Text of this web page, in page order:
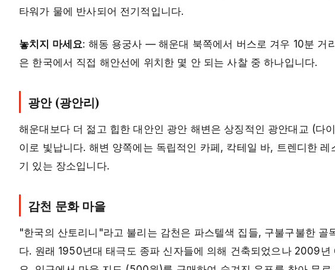
타워가 물에 반사되어 전기적입니다.
놓치지 마세요: 해동 용궁사 — 해운대 북쪽에서 버스로 겨우 10분 거
은 한국에서 직접 해안선에 위치한 몇 안 되는 사찰 중 하나입니다.
광안 (광안리)
해운대보다 더 젊고 힙한 대안인 광안 해변은 상징적인 광안대교 (다
이로 빛납니다. 해변 양쪽에는 독립적인 카페, 칵테일 바, 트렌디한
기 있는 장소입니다.
감천 문화 마을
"한국의 산토리니"라고 불리는 감천은 파스텔색 집들, 구불구불한
다. 원래 1950년대 태극도 종파 신자들에 의해 건축되었으나 2009